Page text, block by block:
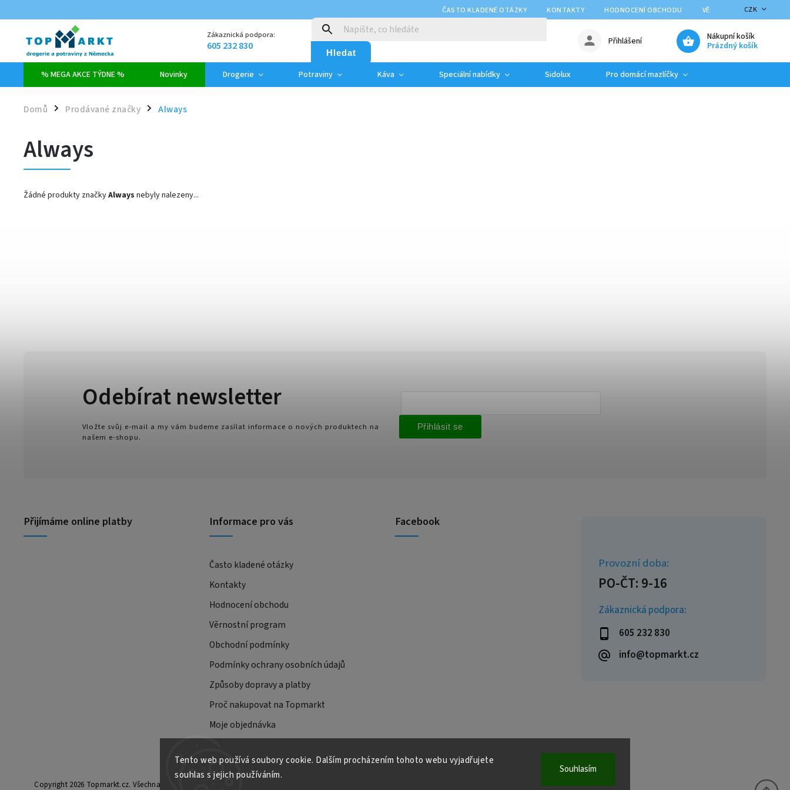
Tento web používá soubory cookie. Dalším procházením tohoto webu vyjadřujete
souhlas s jejich používáním.
Souhlasím
ČASTO KLADENÉ OTÁZKY KONTAKTY HODNOCENÍ OBCHODU VĚRNOSTNÍ PROGRAM
CZK
Zákaznická podpora:
605 232 830 Hledat
Nákupní košík
Prázdný košík
Přihlášení
% MEGA AKCE TÝDNE % Novinky Drogerie Potraviny Káva Speciální nabídky Sidolux Pro domácí mazlíčky
Domů / Prodávané značky / Always
Always
Žádné produkty značkyAlways nebyly nalezeny...
Zákaznická podpora:
605 232 830
info@topmarkt.cz
Odebírat newsletter
Vložte svůj e-mail a my vám budeme zasílat informace o nových produktech na
našem e-shopu.
Přihlásit se
Přijímáme online platby Informace pro vás
Často kladené otázky
Kontakty
Hodnocení obchodu
Věrnostní program
Obchodní podmínky
Podmínky ochrany osobních údajů
Způsoby dopravy a platby
Proč nakupovat na Topmarkt
Moje objednávka
Facebook
Copyright 2026 Topmarkt.cz. Všechna práva vyhrazena.